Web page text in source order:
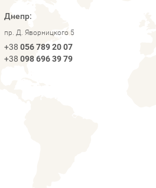
Днепр:
пр. Д. Яворницкого 5
+38 056 789 20 07
+38 098 696 39 79